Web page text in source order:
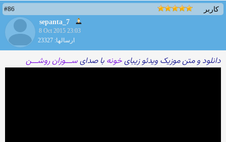
کاربر
#86
sepanta_7
8 Oct 2015 23:03
ارسالها: 23327
دانلود و متن موزیک ویدئو زیبایخونه با صدایســـوزان روشـــن